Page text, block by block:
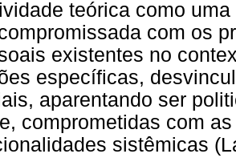
teórica como
com os
existentes no
específicas,
aparentando ser
comprometidas com
sistêmicas